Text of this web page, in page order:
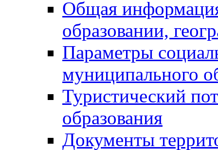
Общая
образовании,
Параметры
муниципального
Туристический
образования
Документы